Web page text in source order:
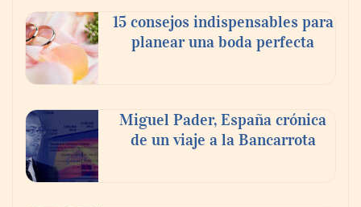
mundo elige para reunirse: 7 de cada 10 la
escogen
compromiso para el eclipse solar del 12 de
agosto
15 consejos indispensables para
planear una boda perfecta
Miguel Pader, España crónica
de un viaje a la Bancarrota